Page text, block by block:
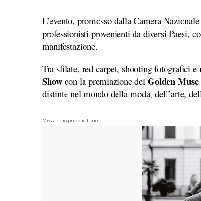
L’evento, promosso dalla Camera
professionisti provenienti da diversi Paesi,
manifestazione.
Tra sfilate, red carpet, shooting fotografici
Show con la premiazione dei Golden
distinte nel mondo della moda, dell’arte,
Messaggio pubblicitario